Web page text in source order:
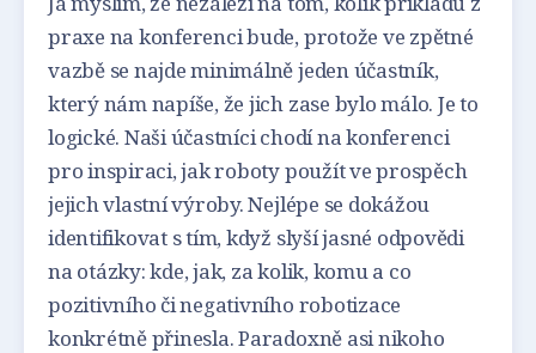
praxe na konferenci bude, protože ve zpětné
vazbě se najde minimálně jeden účastník,
který nám napíše, že jich zase bylo málo. Je to
logické. Naši účastníci chodí na konferenci
pro inspiraci, jak roboty použít ve prospěch
jejich vlastní výroby. Nejlépe se dokážou
identifikovat s tím, když slyší jasné odpovědi
na otázky: kde, jak, za kolik, komu a co
pozitivního či negativního robotizace
konkrétně přinesla. Paradoxně asi nikoho